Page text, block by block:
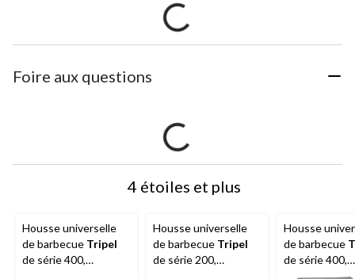
Foire aux questions
4 étoiles et plus
Housse universelle
de barbecue Tripel
de série 400,
Housse universelle
de barbecue Tripel
de série 200,
Housse
de barbecue
de série 400,
hydrofuge